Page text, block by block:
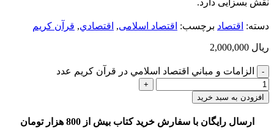
ﻧﻘﺶ ﺑﺴﺰاﻳﻰ دارد.
دسته: اقتصاد برچسب: اقتصاد اسلامی, اقتصادي, قرآن كريم
ریال
الزامات و مباني اقتصاد اسلامي در قرآن كريم عدد
افزودن به سبد خرید
ارسال رایگان با سفارش خرید کتاب بیش از 800 هزار تومان